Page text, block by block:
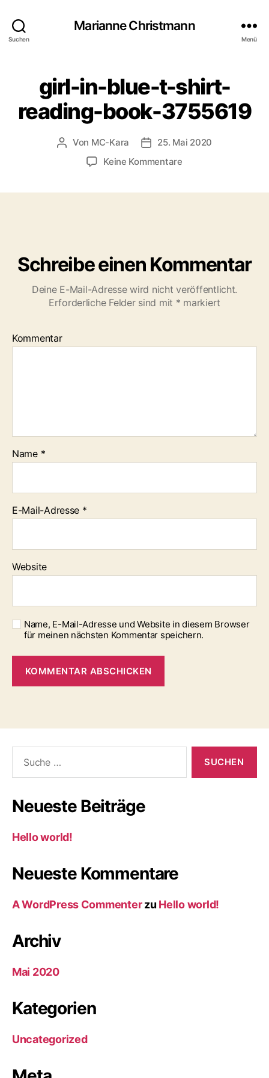
Suchen
Marianne Christmann
Menü
girl-in-blue-t-shirt-
reading-book-3755619
Beitragsautor
Von MC-Kara Beitragsdatum
25. Mai 2020
Keine Kommentarezu
3755619
Schreibe einen Kommentar
Deine E-Mail-Adresse wird nicht veröffentlicht.
Erforderliche Felder sind mit * markiert
Kommentar
Name *
E-Mail-Adresse *
Website
Name, E-Mail-Adresse und Website in diesem Browser
für meinen nächsten Kommentar speichern.
nach:
Neueste Beiträge
Hello world!
Neueste Kommentare
A WordPress Commenterzu Hello world!
Archiv
Mai 2020
Kategorien
Uncategorized